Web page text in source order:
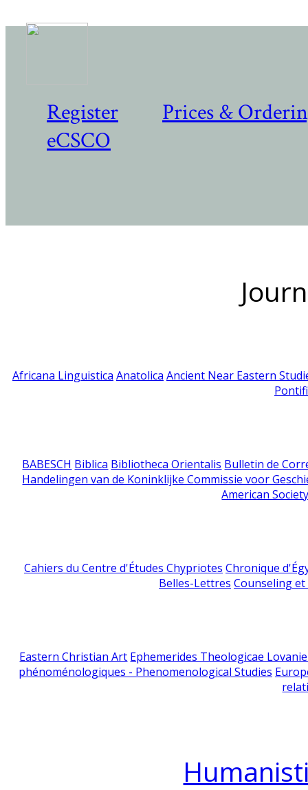
Register
Prices &
eCSCO
Africana Linguistica Anatolica Ancient Near Eastern
BABESCH Biblica Bibliotheca Orientalis Bulletin de
Handelingen van de Koninklijke Commissie voor
American
Cahiers du Centre d'Études Chypriotes Chronique
Belles-Lettres Counseling
Eastern Christian Art Ephemerides Theologicae
phénoménologiques - Phenomenological Studies